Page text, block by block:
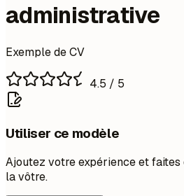
administrative
Exemple de CV
4.5 / 5
Utiliser ce modèle
Ajoutez votre expérience et faites
la vôtre.